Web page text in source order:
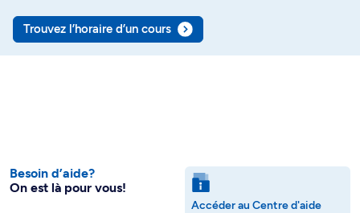
Trouvez l’horaire d’un cours
Besoin d’aide?
On est là pour vous!
Accéder au Centre d'aide